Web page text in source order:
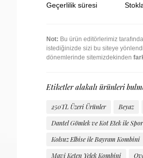
Geçerlilik süresi
Not: Bu ürün editörlerimiz
istediğinizde sizi bu siteye
dönemlerinde sitemizdekinden
Etiketler alakalı ürünleri
250TL Üzeri Ürünler Beyaz
Dantel Gömlek ve Kot Etek ile
Kolsuz Elbise ile Bayram Kombini
Mavi Keten Yelek Kombini